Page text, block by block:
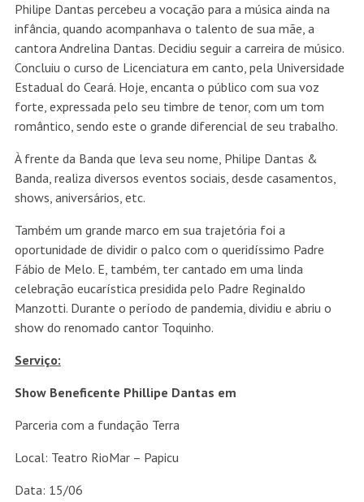
Philipe Dantas percebeu a vocação para a música ainda na
infância, quando acompanhava o talento de sua mãe, a
cantora Andrelina Dantas. Decidiu seguir a carreira de músico.
Concluiu o curso de Licenciatura em canto, pela Universidade
Estadual do Ceará. Hoje, encanta o público com sua voz
forte, expressada pelo seu timbre de tenor, com um tom
romântico, sendo este o grande diferencial de seu trabalho.
À frente da Banda que leva seu nome, Philipe Dantas &
Banda, realiza diversos eventos sociais, desde casamentos,
shows, aniversários, etc.
Também um grande marco em sua trajetória foi a
oportunidade de dividir o palco com o queridíssimo Padre
Fábio de Melo. E, também, ter cantado em uma linda
celebração eucarística presidida pelo Padre Reginaldo
Manzotti. Durante o período de pandemia, dividiu e abriu o
show do renomado cantor Toquinho.
Serviço:
Show Beneficente Phillipe Dantas em
Parceria com a fundação Terra
Local: Teatro RioMar – Papicu
Data: 15/06